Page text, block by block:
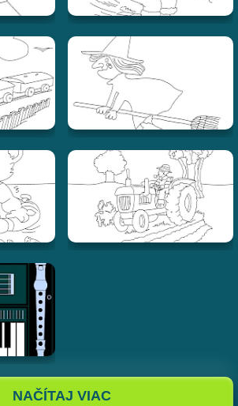
NAČÍTAJ VIAC